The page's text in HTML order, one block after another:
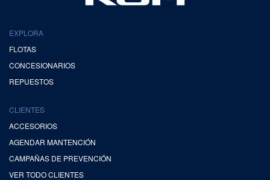
EXPLORA
FLOTAS
CONCESIONARIOS
REPUESTOS
CLIENTES
ACCESORIOS
AGENDAR MANTENCIÓN
CAMPAÑAS DE PREVENCIÓN
VER TODO CLIENTES